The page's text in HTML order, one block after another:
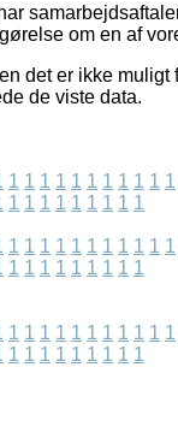
om en af
det er ikke
de viste data.
1 1 1 1 1 1 1 1 1 1 1
1 1 1 1 1 1 1 1 1
1 1 1 1 1 1 1 1 1 1 1
1 1 1 1 1 1 1 1 1
1 1 1 1 1 1 1 1 1 1 1
1 1 1 1 1 1 1 1 1